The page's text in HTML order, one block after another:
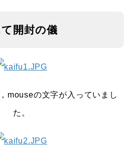
開封の儀
mouseの文字が入っていまし
た。